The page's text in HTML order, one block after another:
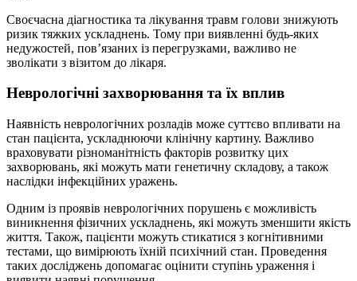
Своєчасна діагностика та лікування травм голови знижують
ризик тяжких ускладнень. Тому при виявленні будь-яких
недужостей, пов’язаних із перегрузками, важливо не
зволікати з візитом до лікаря.
Неврологічні захворювання та їх вплив
Наявність неврологічних розладів може суттєво впливати на
стан пацієнта, ускладнюючи клінічну картину. Важливо
враховувати різноманітність факторів розвитку цих
захворювань, які можуть мати генетичну складову, а також
наслідки інфекційних уражень.
Одним із проявів неврологічних порушень є можливість
виникнення фізичних ускладнень, які можуть зменшити якість
життя. Також, пацієнти можуть стикатися з когнітивними
тестами, що вимірюють їхній психічний стан. Проведення
таких досліджень допомагає оцінити ступінь ураження і